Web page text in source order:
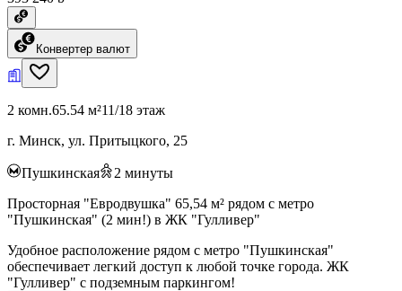
Конвертер валют
2 комн.65.54 м²11/18 этаж
г. Минск, ул. Притыцкого, 25
Пушкинская 2 минуты
Просторная "Евродвушка" 65,54 м² рядом с метро
"Пушкинская" (2 мин!) в ЖК "Гулливер"
Удобное расположение рядом с метро "Пушкинская"
обеспечивает легкий доступ к любой точке города. ЖК
"Гулливер" с подземным паркингом!